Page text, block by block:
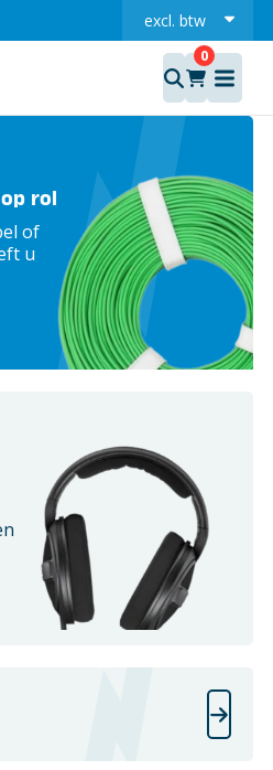
excl. btw
incl.
rol
of
u